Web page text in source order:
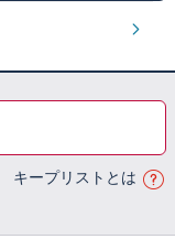
キープリストとは